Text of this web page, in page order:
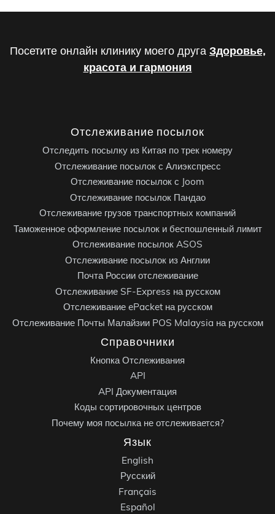
Посетите онлайн клинику моего друга Здоровье,
красота и гармония
Отслеживание посылок
Отследить посылку из Китая по трек номеру
Отслеживание посылок с Алиэкспресс
Отслеживание посылок с Joom
Отслеживание посылок Пандао
Отслеживание грузов транспортных компаний
Таможенное оформление посылок и беспошленный лимит
Отслеживание посылок ASOS
Отслеживание посылок из Англии
Почта России отслеживание
Отслеживание SF-Express на русском
Отслеживание ePacket на русском
Отслеживание Почты Малайзии POS Malaysia на русском
Справочники
Кнопка Отслеживания
API
API Документация
Коды сортировочных центров
Почему моя посылка не отслеживается?
Язык
English
Русский
Français
Español